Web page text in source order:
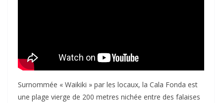
Surnommée « Waikiki » par les locaux, la Cala Fonda est
une plage vierge de 200 metres nichée entre des falaises